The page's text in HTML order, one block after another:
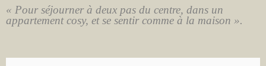
« Pour séjourner à deux pas du centre, dans un
appartement cosy, et se sentir comme à la maison ».